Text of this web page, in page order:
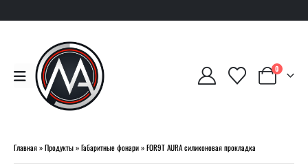
0
Главная»Продукты»Габаритные фонари»FOR9T AURA силиконовая прокладка